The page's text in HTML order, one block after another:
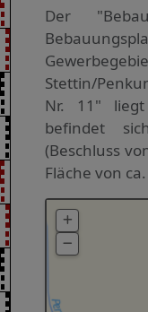
Der
Stettin/
Nr. 11"
befindet
(Beschluss
Fläche von